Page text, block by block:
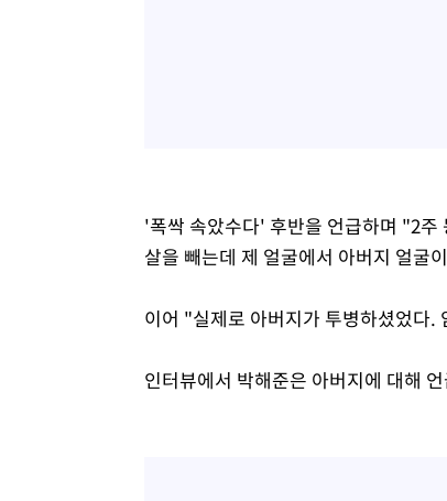
'폭싹 속았수다' 후반을 언급하며 "2
살을 빼는데 제 얼굴에서 아버지 얼굴
이어 "실제로 아버지가 투병하셨었다.
인터뷰에서 박해준은 아버지에 대해